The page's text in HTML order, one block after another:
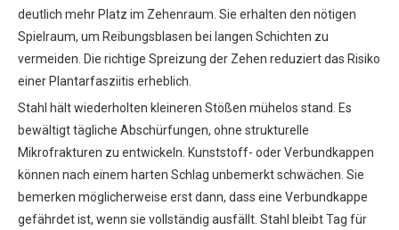
deutlich mehr Platz im Zehenraum. Sie erhalten den nötigen
Spielraum, um Reibungsblasen bei langen Schichten zu
vermeiden. Die richtige Spreizung der Zehen reduziert das Risiko
einer Plantarfasziitis erheblich.
Stahl hält wiederholten kleineren Stößen mühelos stand. Es
bewältigt tägliche Abschürfungen, ohne strukturelle
Mikrofrakturen zu entwickeln. Kunststoff- oder Verbundkappen
können nach einem harten Schlag unbemerkt schwächen. Sie
bemerken möglicherweise erst dann, dass eine Verbundkappe
gefährdet ist, wenn sie vollständig ausfällt. Stahl bleibt Tag für